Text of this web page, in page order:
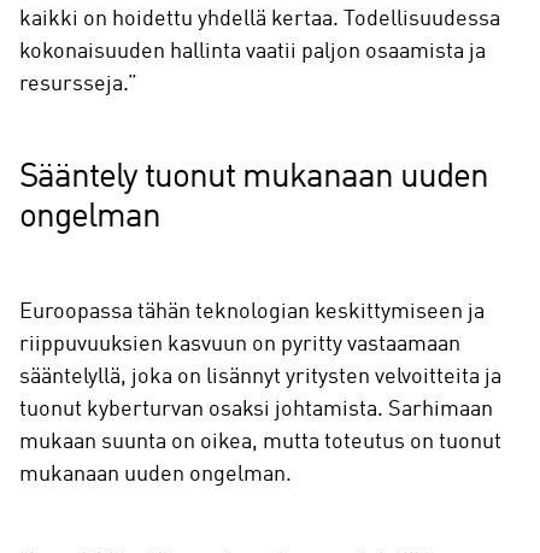
kaikki on hoidettu yhdellä kertaa. Todellisuudessa
kokonaisuuden hallinta vaatii paljon osaamista ja
resursseja.”
Sääntely tuonut mukanaan uuden
ongelman
Euroopassa tähän teknologian keskittymiseen ja
riippuvuuksien kasvuun on pyritty vastaamaan
sääntelyllä, joka on lisännyt yritysten velvoitteita ja
tuonut kyberturvan osaksi johtamista. Sarhimaan
mukaan suunta on oikea, mutta toteutus on tuonut
mukanaan uuden ongelman.